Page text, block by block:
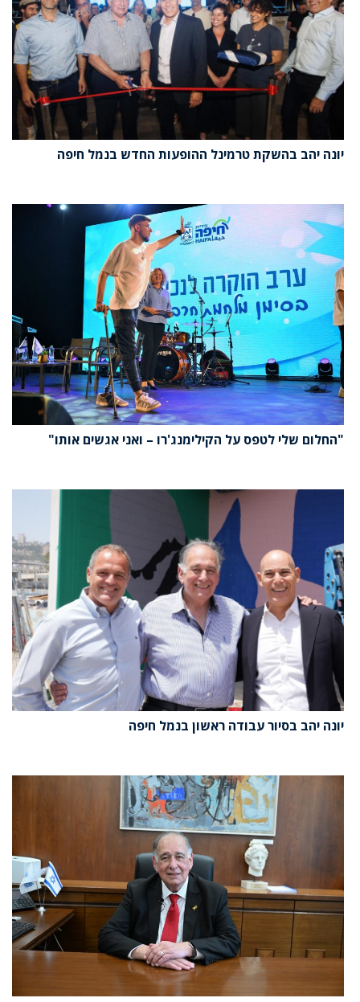
יונה יהב בהשקת טרמינל ההופעות החדש בנמל חיפה
"החלום שלי לטפס על הקילימנג'רו – ואני אגשים אותו"
יונה יהב בסיור עבודה ראשון בנמל חיפה